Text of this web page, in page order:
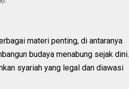
materi penting, di antaranya
budaya menabung sejak dini.
syariah yang legal dan diawasi